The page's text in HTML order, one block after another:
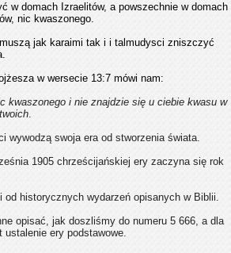
w domach Izraelitów, a powszechnie w domach
nic kwaszonego.
jak karaimi tak i i talmudysci zniszczyć
w wersecie 13:7 mówi nam:
kwaszonego i nie znajdzie się u ciebie kwasu w
.
wywodzą swoja era od stworzenia świata.
1905 chrześcijańskiej ery zaczyna się rok
od historycznych wydarzeń opisanych w Biblii.
opisać, jak doszliśmy do numeru 5 666, a dla
ustalenie ery podstawowe.